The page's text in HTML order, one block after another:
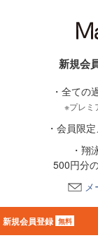
新規会
・全ての
※プレミ
・会員限
・翔
500円分
新規会員登録 無料